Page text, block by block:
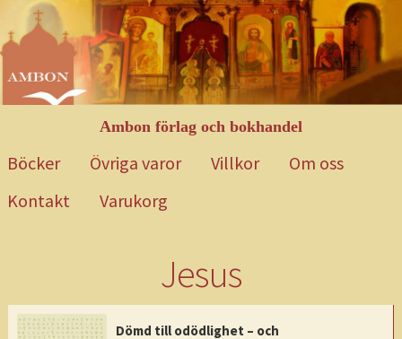
Hoppa
till
till
Ambon förlag och bokhandel
Böcker Övriga varor Villkor
Om oss
Kontakt
Varukorg
Varukorg Varukorg 2
Jesus
Dömd till odödlighet – och